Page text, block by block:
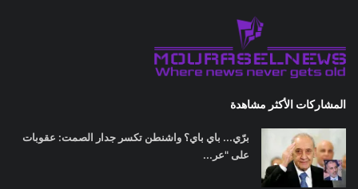
المشاركات الأكثر مشاهدة
برّي... باي باي؟ واشنطن تكسر جدار الصمت: عقوبات
على "عر...